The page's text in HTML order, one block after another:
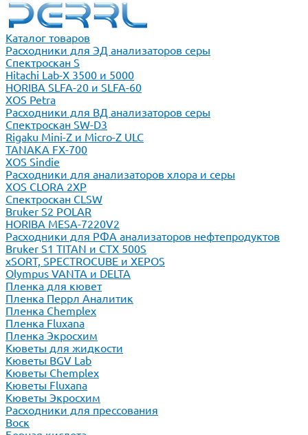
Каталог товаров
Расходники для ЭД анализаторов серы
Спектроскан S
Hitachi Lab-X 3500 и 5000
HORIBA SLFA-20 и SLFA-60
XOS Petra
Расходники для ВД анализаторов серы
Спектроскан SW-D3
Rigaku Mini-Z и Micro-Z ULC
TANAKA FX-700
XOS Sindie
Расходники для анализаторов хлора и серы
XOS CLORA 2XP
Спектроскан CLSW
Bruker S2 POLAR
HORIBA MESA-7220V2
Расходники для РФА анализаторов нефтепродуктов
Bruker S1 TITAN и CTX 500S
xSORT, SPECTROCUBE и XEPOS
Olympus VANTA и DELTA
Пленка для кювет
Пленка Перрл Аналитик
Пленка Chemplex
Пленка Fluxana
Пленка Экросхим
Кюветы для жидкости
Кюветы BGV Lab
Кюветы Chemplex
Кюветы Fluxana
Кюветы Экросхим
Расходники для прессования
Воск